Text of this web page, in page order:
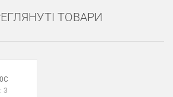
ТОВАРИ
3